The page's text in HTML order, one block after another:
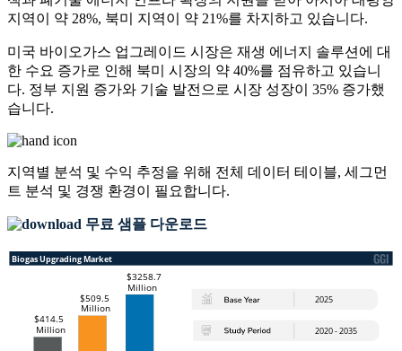
지역이 약 28%, 북미 지역이 약 21%를 차지하고 있습니다.
미국 바이오가스 업그레이드 시장은 재생 에너지 솔루션에 대
한 수요 증가로 인해 북미 시장의 약 40%를 점유하고 있습니
다. 정부 지원 증가와 기술 발전으로 시장 성장이 35% 증가했
습니다.
지역별 분석 및 수익 추정을 위해 전체 데이터 테이블, 세그먼
트 분석 및 경쟁 환경이 필요합니다.
무료 샘플 다운로드